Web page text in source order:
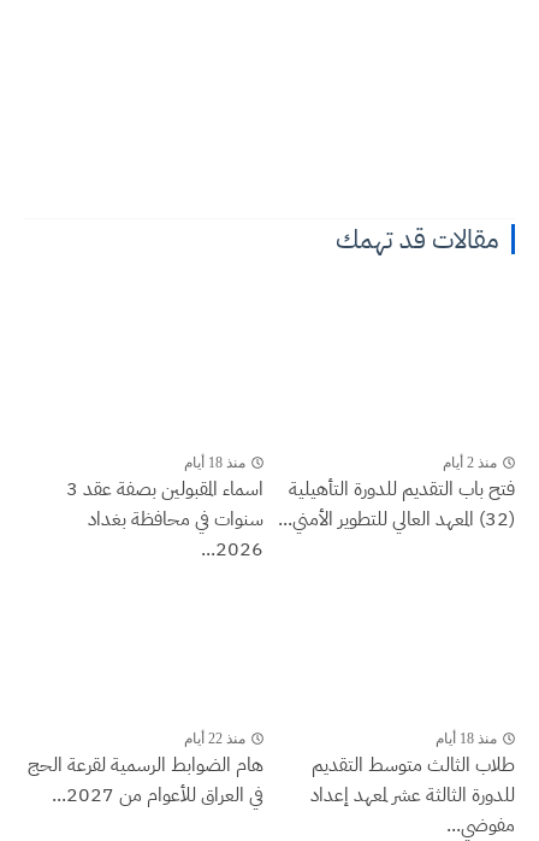
مقالات قد تهمك
منذ 2 أيام
فتح باب التقديم للدورة التأهيلية
(32) المعهد العالي للتطوير الأمني...
منذ 18 أيام
اسماء المقبولين بصفة عقد 3
سنوات في محافظة بغداد
2026...
منذ 18 أيام
طلاب الثالث متوسط التقديم
للدورة الثالثة عشر لمعهد إعداد
مفوضي...
منذ 22 أيام
هام الضوابط الرسمية لقرعة الحج
في العراق للأعوام من 2027...